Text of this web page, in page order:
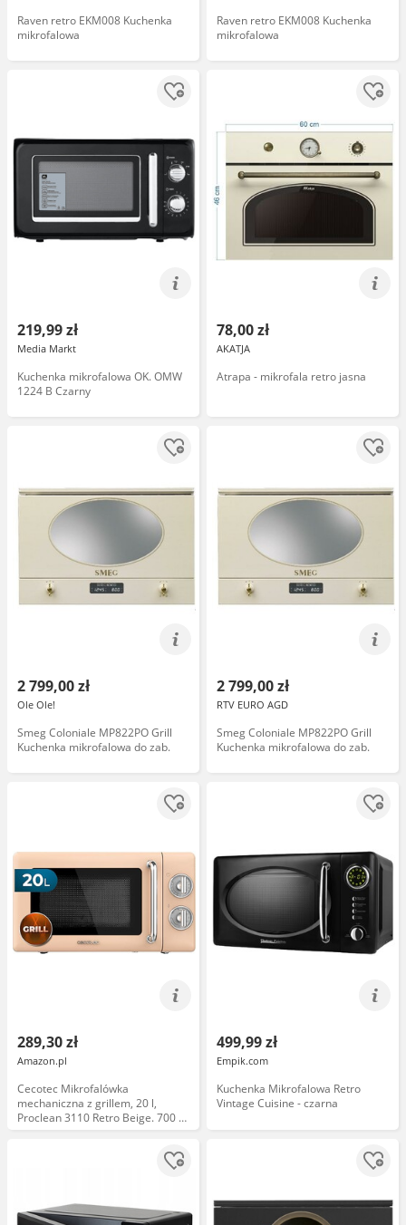
Raven retro EKM008 Kuchenka
mikrofalowa
Raven retro EKM008 Kuchenka
mikrofalowa
219,99 zł
Media Markt
Kuchenka mikrofalowa OK. OMW
1224 B Czarny
78,00 zł
AKATJA
Atrapa - mikrofala retro jasna
2 799,00 zł
Ole Ole!
Smeg Coloniale MP822PO Grill
Kuchenka mikrofalowa do zab.
2 799,00 zł
RTV EURO AGD
Smeg Coloniale MP822PO Grill
Kuchenka mikrofalowa do zab.
289,30 zł
Amazon.pl
Cecotec Mikrofalówka
mechaniczna z grillem, 20 l,
Proclean 3110 Retro Beige. 700 W
z 6 poziomami, timer do 30 min,
beżowy, wykończenia stalowe
499,99 zł
Empik.com
Kuchenka Mikrofalowa Retro
Vintage Cuisine - czarna